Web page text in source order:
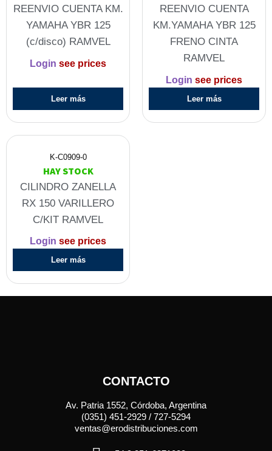
REENVIO CUENTA KM.
YAMAHA YBR 125
(c/disco) RAMVEL
Login see prices
Leer más
REENVIO CUENTA
KM.YAMAHA YBR 125
FRENO CINTA
RAMVEL
Login see prices
Leer más
K-C0909-0
HAY STOCK
CILINDRO ZANELLA
RX 150 VARILLERO
C/KIT RAMVEL
Login see prices
Leer más
CONTACTO
Av. Patria 1552, Córdoba, Argentina
(0351) 451-2929 / 727-5294
ventas@erodistribuciones.com